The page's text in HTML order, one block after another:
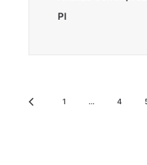
Pl
1 … 4